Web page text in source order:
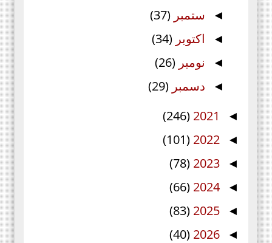
◄ ستمبر (37)
◄ اکتوبر (34)
◄ نومبر (26)
◄ دسمبر (29)
◄
2021
(246)
◄
2022
(101)
◄
2023
(78)
◄
2024
(66)
◄
2025
(83)
◄
2026
(40)